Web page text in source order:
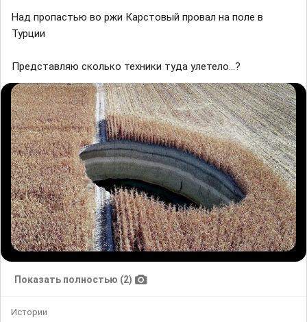
Над пропастью во ржи Карстовый провал на поле в
Турции
Представляю сколько техники туда улетело...?
Показать полностью (2)
Истории